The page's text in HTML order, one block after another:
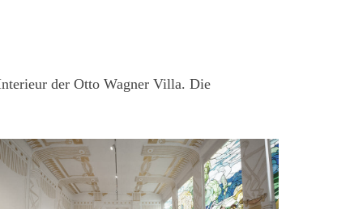
der Otto Wagner Villa. Die